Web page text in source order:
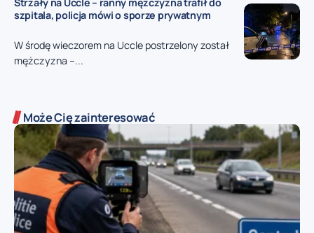
szpitala, policja mówi o sporze prywatnym
W środę wieczorem na Uccle postrzelony został
mężczyzna –...
Może Cię zainteresować